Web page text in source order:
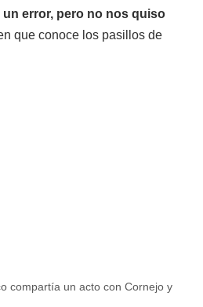
error, pero no nos quiso
que conoce los pasillos de
compartía un acto con Cornejo y